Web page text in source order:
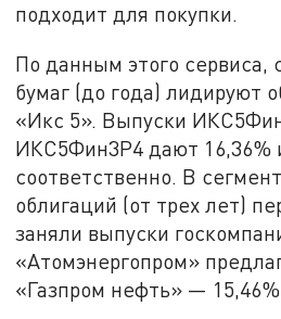
подходит для покупки.
По данным этого сервиса,
бумаг (до года) лидируют
«Икс 5». Выпуски
ИКС5Фин3P4 дают 16,36%
соответственно. В
облигаций (от трех лет)
заняли выпуски
«Атомэнергопром»
«Газпром нефть» —